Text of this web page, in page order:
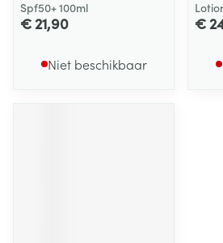
Spf50+ 100ml
€ 21,90
Niet beschikbaar
€